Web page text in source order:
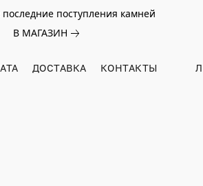
поступления камней
В МАГАЗИН
ДОСТАВКА КОНТАКТЫ